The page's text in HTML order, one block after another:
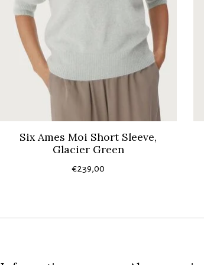
Six Ames Moi Short Sleeve,
Glacier Green
€239,00